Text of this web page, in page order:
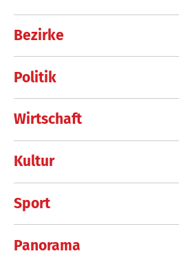
Bezirke
Politik
Wirtschaft
Kultur
Sport
Panorama